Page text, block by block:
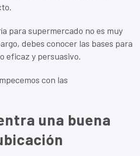
para supermercado no es muy
debes conocer las bases para
eficaz y persuasivo.
con las
una buena